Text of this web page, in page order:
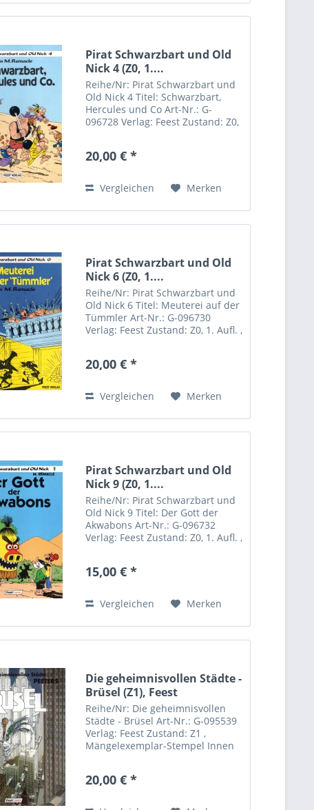
Pirat Schwarzbart und Old
Nick 4 (Z0, 1....
Reihe/Nr: Pirat Schwarzbart und
Old Nick 4 Titel: Schwarzbart,
Hercules und Co Art-Nr.: G-
096728 Verlag: Feest Zustand: Z0,
20,00 € *
Vergleichen Merken
Pirat Schwarzbart und Old
Nick 6 (Z0, 1....
Reihe/Nr: Pirat Schwarzbart und
Old Nick 6 Titel: Meuterei auf der
Tümmler Art-Nr.: G-096730
Verlag: Feest Zustand: Z0, 1. Aufl. ,
20,00 € *
Vergleichen Merken
Pirat Schwarzbart und Old
Nick 9 (Z0, 1....
Reihe/Nr: Pirat Schwarzbart und
Old Nick 9 Titel: Der Gott der
Akwabons Art-Nr.: G-096732
Verlag: Feest Zustand: Z0, 1. Aufl. ,
15,00 € *
Vergleichen Merken
Die geheimnisvollen Städte -
Brüsel (Z1), Feest
Reihe/Nr: Die geheimnisvollen
Städte - Brüsel Art-Nr.: G-095539
Verlag: Feest Zustand: Z1 ,
Mängelexemplar-Stempel Innen
wendet sich die Stadt Brüsel der
20,00 € *